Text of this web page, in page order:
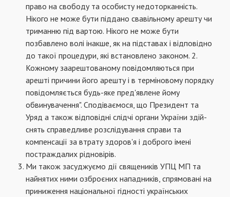
право на свободу та особисту недо­торканність.
Нікого не може бути піддано сва­вільному арешту чи
триманню під вартою. Ні­кого не може бути
позбавлено волі інакше, як на підставах і відповідно
до такої процедури, які встановлено законом. 2.
Кожному заареш­тованому повідомляються при
арешті причини його арешту і в терміновому порядку
повідом­ляється будь-яке пред'явлене йому
обвинува­чення". Сподіваємося, що Президент та
Уряд а також відповідні слідчі органи України здій­
снять справедливе розслідування справи та
компенсації за втрату здоров'я і доброго імені
постраждалих рідновірів.
Ми також засуджуємо дії священиків УПЦ МП та
найнятих ними озброєних нападників, спрямовані на
приниження національної гід­ності українських